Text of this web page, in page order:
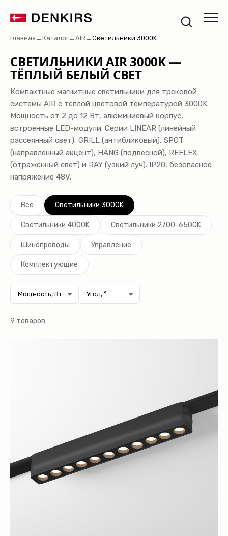
Главная →Каталог→AIR→Светильники 3000K
СВЕТИЛЬНИКИ AIR 3000K —
ТЁПЛЫЙ БЕЛЫЙ СВЕТ
Компактные магнитные светильники для трековой
системы AIR с тёплой цветовой температурой 3000K.
Мощность от 2 до 12 Вт, алюминиевый корпус,
встроенные LED-модули. Серии LINEAR (линейный
рассеянный свет), GRILL (антибликовый), SPOT
(направленный акцент), HANG (подвесной), REFLEX
(отражённый свет) и RAY (узкий луч). IP20, безопасное
напряжение 48V.
Все Светильники 3000K
Светильники 4000K Светильники 2700-6500K
Шинопроводы Управление
Комплектующие
9 товаров